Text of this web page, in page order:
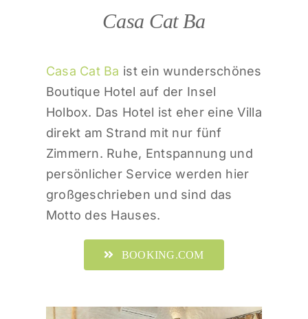
Casa Cat Ba
Casa Cat Ba ist ein wunderschönes
Boutique Hotel auf der Insel
Holbox. Das Hotel ist eher eine Villa
direkt am Strand mit nur fünf
Zimmern. Ruhe, Entspannung und
persönlicher Service werden hier
großgeschrieben und sind das
Motto des Hauses.
BOOKING.COM